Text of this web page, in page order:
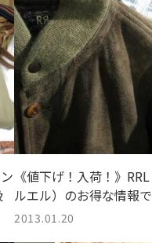
《値下げ！入荷！》
ルエル）のお得な情報で
2013.01.20